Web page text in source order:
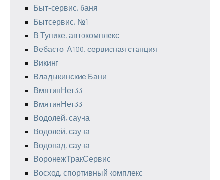
Быт-сервис, баня
Бытсервис, №1
В Тупике, автокомплекс
Вебасто-А100, сервисная станция
Викинг
Владыкинские Бани
ВмятинНет33
ВмятинНет33
Водолей, сауна
Водолей, сауна
Водопад, сауна
ВоронежТракСервис
Восход, спортивный комплекс